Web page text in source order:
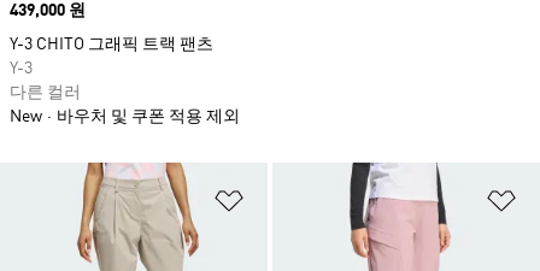
위시리스트 담기
Price
439,000 원
Y-3 CHITO 그래픽 트랙 팬츠
Y-3
다른 컬러
New
바우처 및 쿠폰 적용 제외